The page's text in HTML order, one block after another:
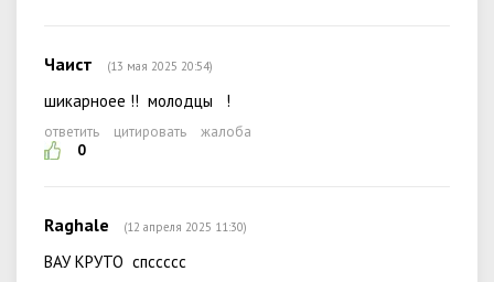
Чаист (13 мая 2025 20:54)
шикарноее !! молодцы !
ответить цитировать
жалоба
0
Raghale (12 апреля 2025 11:30)
ВАУ КРУТО спссссс